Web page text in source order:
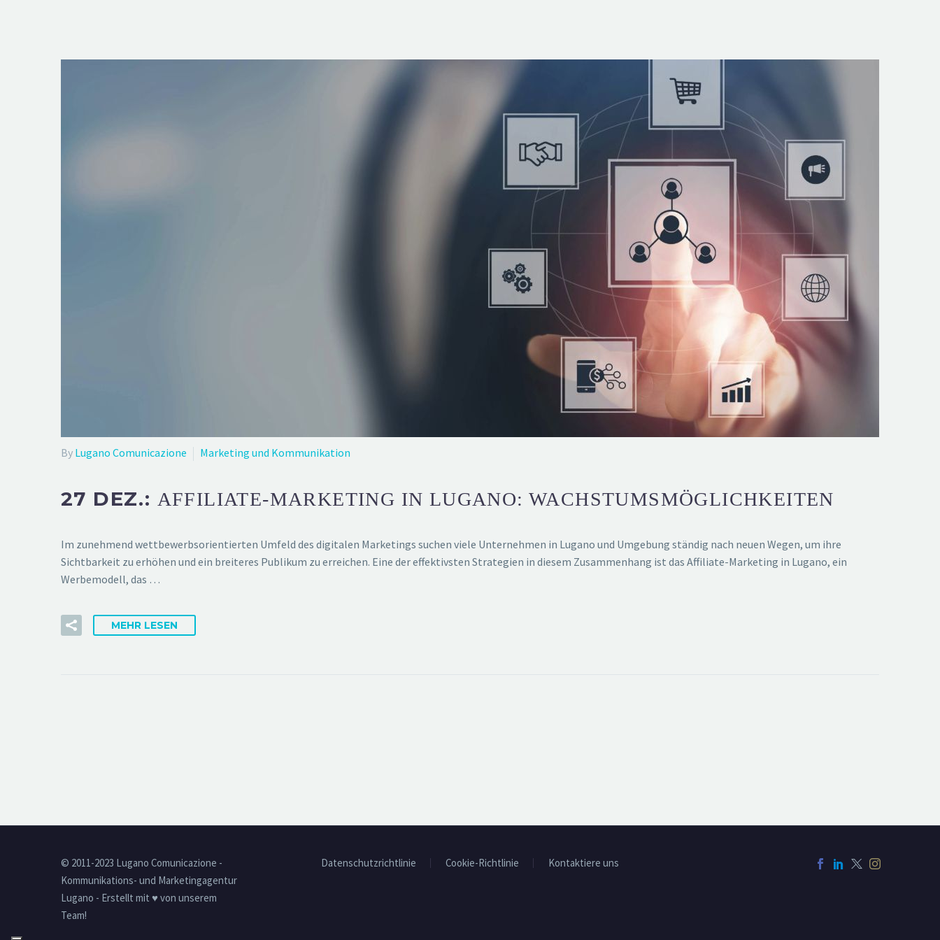
By Lugano Comunicazione Marketing und Kommunikation
27 DEZ.: AFFILIATE-MARKETING IN LUGANO: WACHSTUMSMÖGLICHKEITEN
Im zunehmend wettbewerbsorientierten Umfeld des digitalen Marketings suchen viele Unternehmen in Lugano und Umgebung ständig nach neuen Wegen, um ihre
Sichtbarkeit zu erhöhen und ein breiteres Publikum zu erreichen. Eine der effektivsten Strategien in diesem Zusammenhang ist das Affiliate-Marketing in Lugano, ein
Werbemodell, das …
MEHR LESEN
Datenschutzrichtlinie Cookie-Richtlinie Kontaktiere uns
© 2011-2023 Lugano Comunicazione -
Kommunikations- und Marketingagentur
Lugano - Erstellt mit ♥ von unserem
Team!